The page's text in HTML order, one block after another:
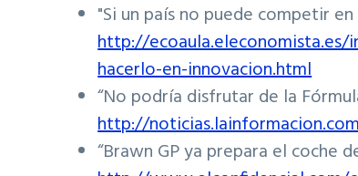
"Si un país no puede competir
http://ecoaula.eleconomista.es/
hacerlo-en-innovacion.html
“No podría disfrutar de la
http://
“Brawn GP ya prepara el coche